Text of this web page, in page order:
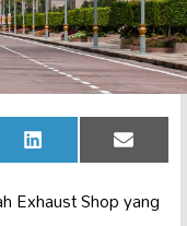
Share
on
LinkedIn Share
on
Email
Exhaust Shop yang